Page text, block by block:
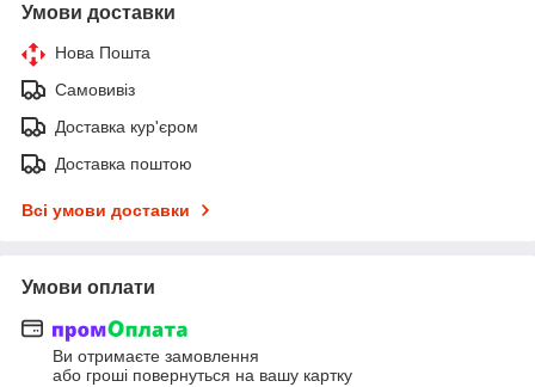
Умови доставки
Нова Пошта
Самовивіз
Доставка кур'єром
Доставка поштою
Всі умови доставки
Умови оплати
Ви отримаєте замовлення
або гроші повернуться на вашу картку